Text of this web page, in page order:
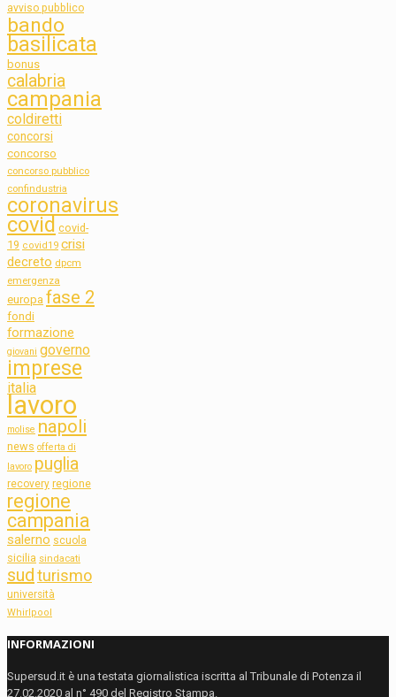
avviso pubblico
bando
basilicata
bonus
calabria
campania
coldiretti
concorsi
concorso
concorso pubblico
confindustria
coronavirus
covid covid-
19 covid19 crisi
decreto dpcm
emergenza
europa fase 2
fondi
formazione
giovani governo
imprese
italia
lavoro
molise napoli
news offerta di
lavoro puglia
recovery regione
regione
campania
salerno scuola
sicilia sindacati
sudturismo
università
Whirlpool
INFORMAZIONI
Supersud.it è una testata giornalistica iscritta al Tribunale di Potenza il
27.02.2020 al n° 490 del Registro Stampa.